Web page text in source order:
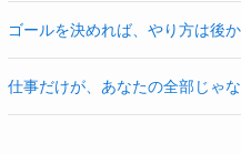
ゴールを決めれば、やり方は後
仕事だけが、あなたの全部じゃ